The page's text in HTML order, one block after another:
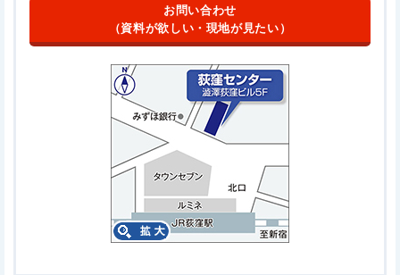
お問い合わせ
（資料が欲しい・現地が見たい）